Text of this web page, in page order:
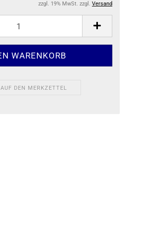
zzgl. 19% MwSt. zzgl. Versand
AUF DEN MERKZETTEL